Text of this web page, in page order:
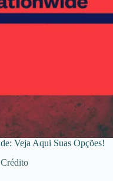
Veja Aqui Suas Opções!